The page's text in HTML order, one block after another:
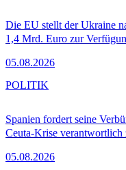
Die EU stellt der Ukraine
1,4 Mrd. Euro zur
05.08.2026
Spanien fordert seine
Ceuta-Krise verantwortlich
05.08.2026
POLITIK